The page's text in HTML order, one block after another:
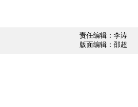
责任编辑：李涛
版面编辑：邵超